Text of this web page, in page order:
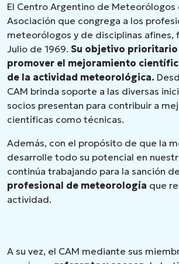
El Centro Argentino de Meteorólogos
Asociación que congrega a los
meteorólogos y de disciplinas afines,
Julio de 1969. Su objetivo prioritario
promover el mejoramiento
de la actividad meteorológica.
CAM brinda soporte a las diversas
socios presentan para contribuir a
científicas como técnicas.
Además, con el propósito de que la
desarrolle todo su potencial en
continúa trabajando para la sanción
profesional de meteorología que
actividad.
A su vez, el CAM mediante sus